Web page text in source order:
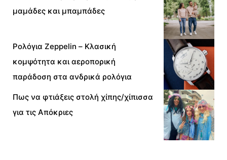
μαμάδες και μπαμπάδες
Ρολόγια Zeppelin – Κλασική
κομψότητα και αεροπορική
παράδοση στα ανδρικά ρολόγια
Πως να φτιάξεις στολή χίπης/χίπισσα
για τις Απόκριες